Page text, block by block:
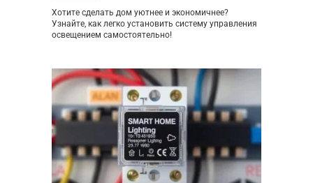
Хотите сделать дом уютнее и экономичнее?
Узнайте, как легко установить систему управления
освещением самостоятельно!